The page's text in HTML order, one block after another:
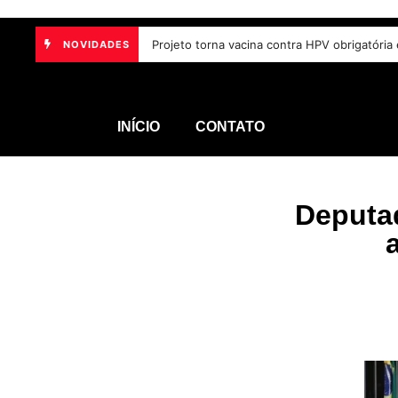
NOVIDADES Participantes de seminário defendem
INÍCIO CONTATO